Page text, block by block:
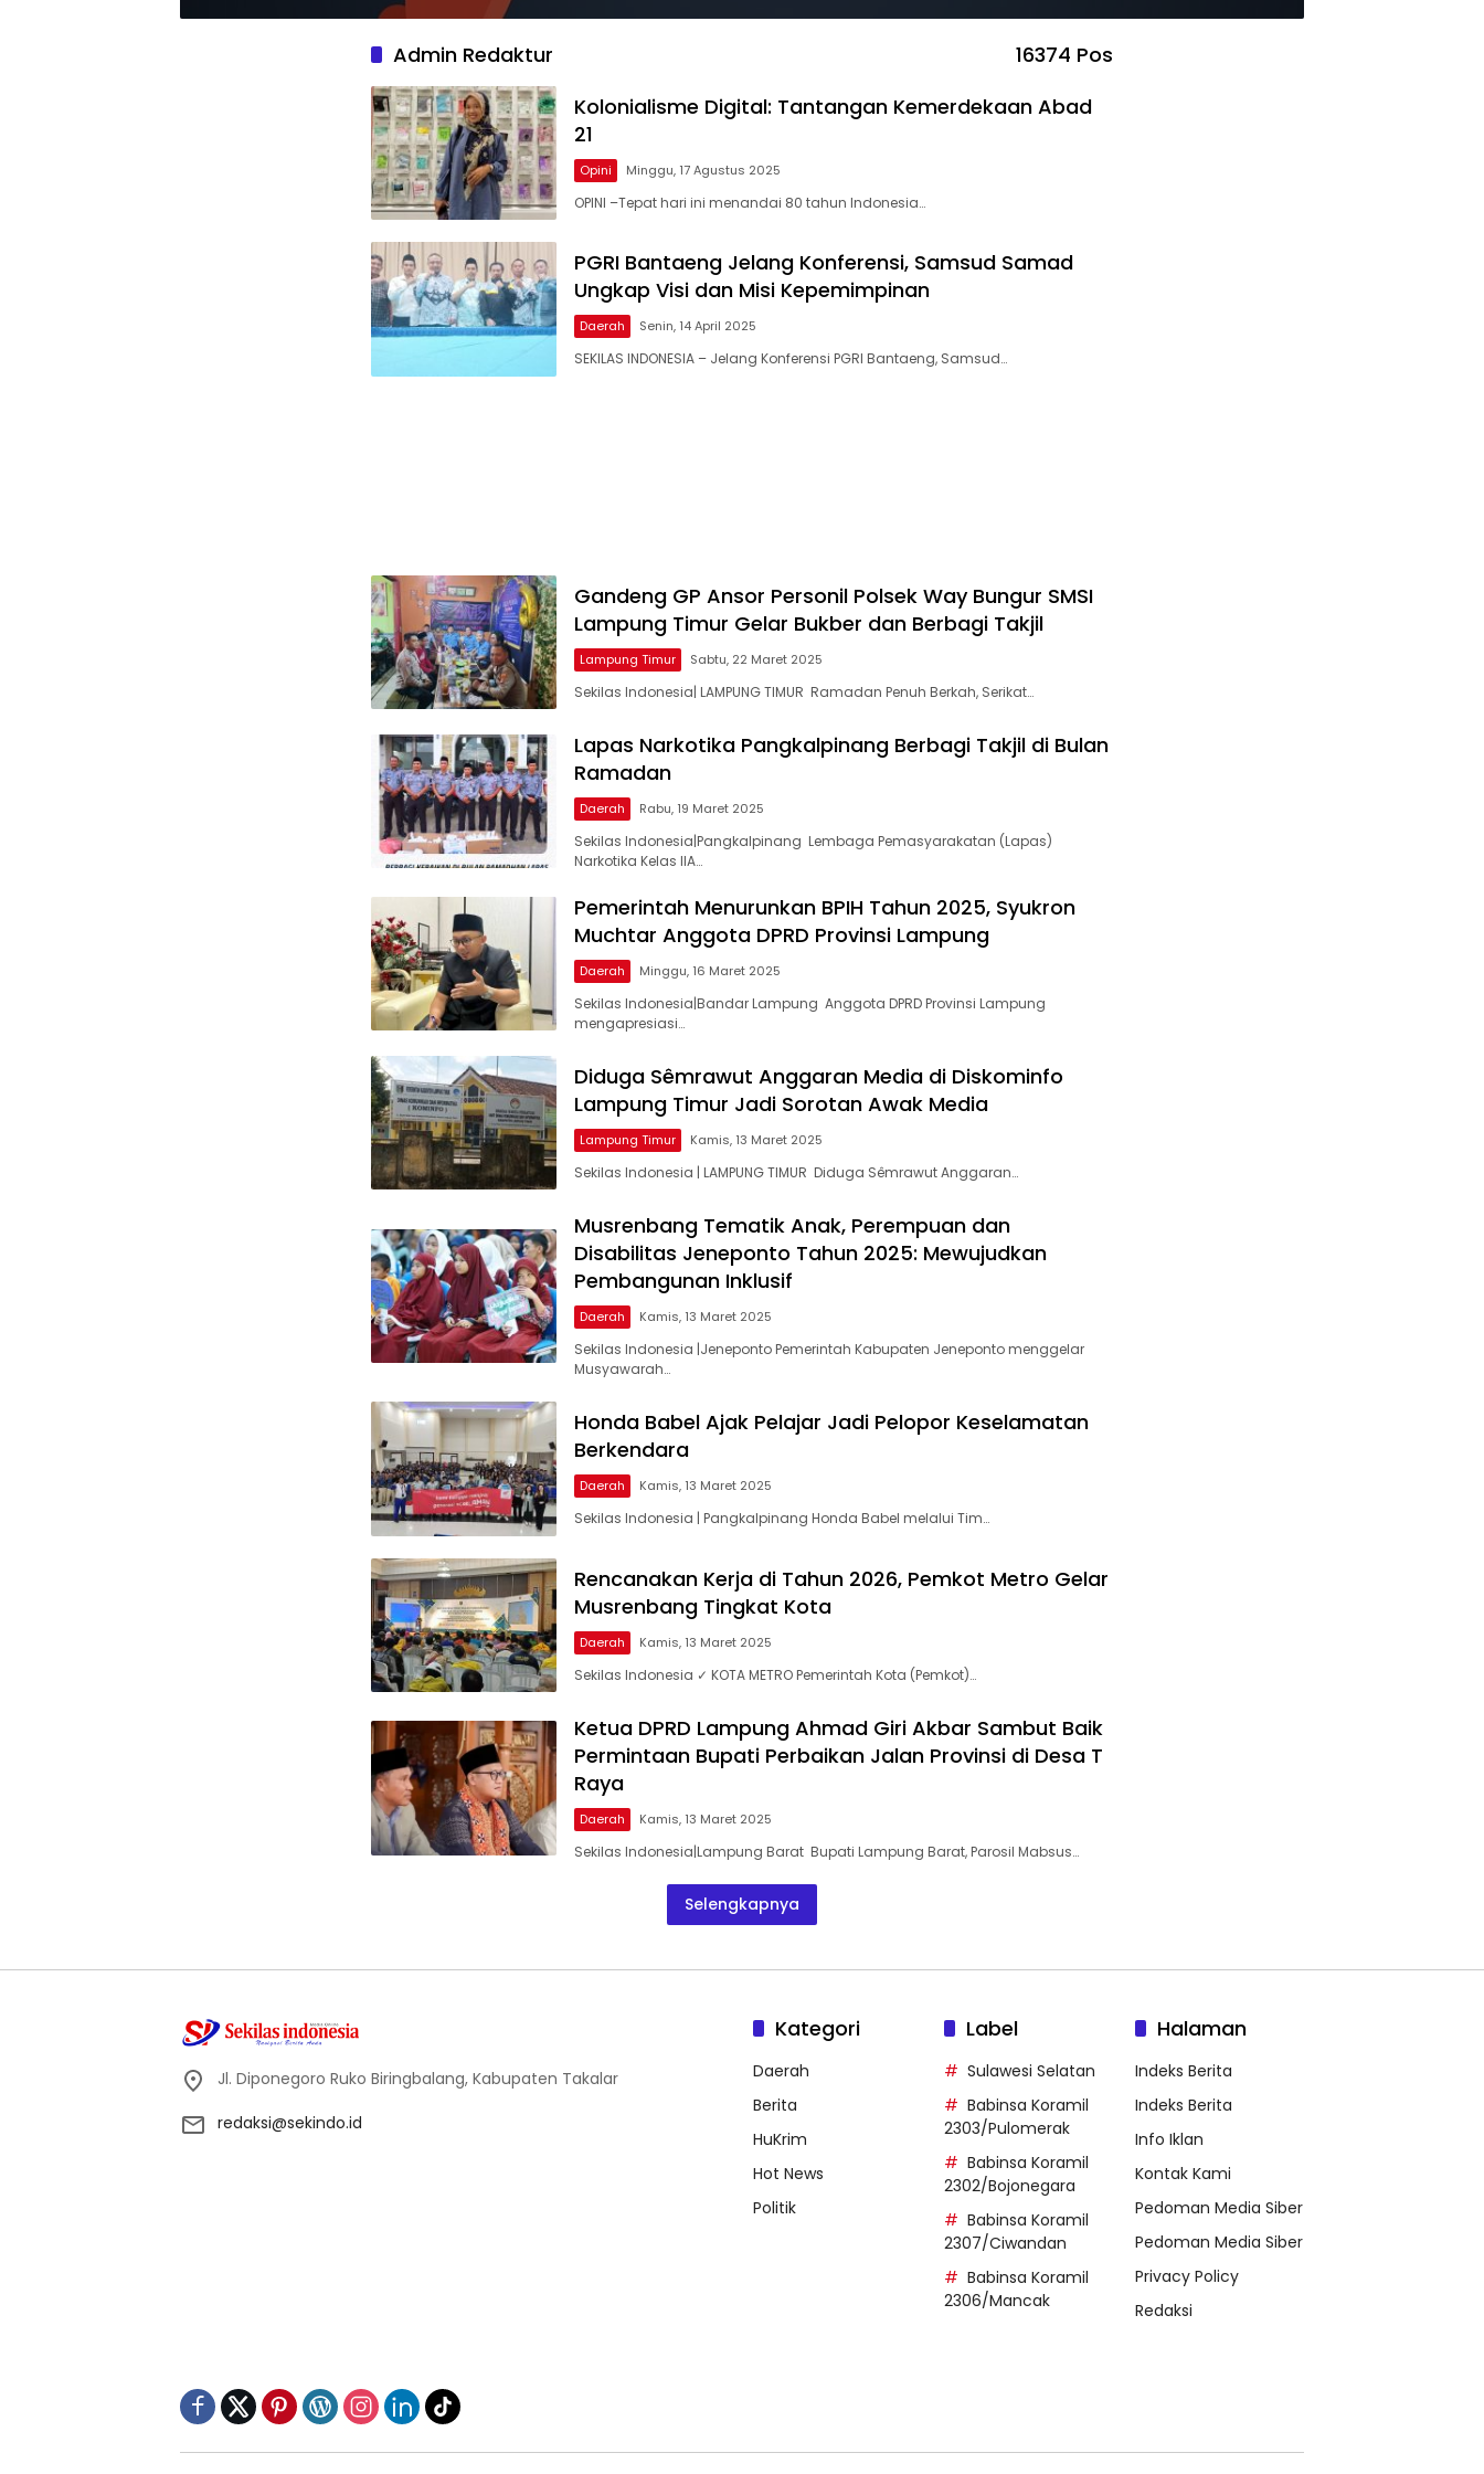
Admin Redaktur
16374 Pos
Kolonialisme Digital: Tantangan Kemerdekaan Abad
21
Opini Minggu, 17 Agustus 2025
OPINI –Tepat hari ini menandai 80 tahun Indonesia…
PGRI Bantaeng Jelang Konferensi, Samsud Samad
Ungkap Visi dan Misi Kepemimpinan
Daerah Senin, 14 April 2025
SEKILAS INDONESIA – Jelang Konferensi PGRI Bantaeng, Samsud…
Gandeng GP Ansor Personil Polsek Way Bungur SMSI
Lampung Timur Gelar Bukber dan Berbagi Takjil
Lampung Timur Sabtu, 22 Maret 2025
Sekilas Indonesia| LAMPUNG TIMUR Ramadan Penuh Berkah, Serikat…
Lapas Narkotika Pangkalpinang Berbagi Takjil di Bulan
Ramadan
Daerah Rabu, 19 Maret 2025
Sekilas Indonesia|Pangkalpinang Lembaga Pemasyarakatan (Lapas)
Narkotika Kelas IIA…
Pemerintah Menurunkan BPIH Tahun 2025, Syukron
Muchtar Anggota DPRD Provinsi Lampung
Daerah Minggu, 16 Maret 2025
Sekilas Indonesia|Bandar Lampung Anggota DPRD Provinsi Lampung
mengapresiasi…
Diduga Sêmrawut Anggaran Media di Diskominfo
Lampung Timur Jadi Sorotan Awak Media
Lampung Timur Kamis, 13 Maret 2025
Sekilas Indonesia | LAMPUNG TIMUR Diduga Sêmrawut Anggaran…
Musrenbang Tematik Anak, Perempuan dan
Disabilitas Jeneponto Tahun 2025: Mewujudkan
Pembangunan Inklusif
Daerah Kamis, 13 Maret 2025
Sekilas Indonesia |Jeneponto Pemerintah Kabupaten Jeneponto menggelar
Musyawarah…
Honda Babel Ajak Pelajar Jadi Pelopor Keselamatan
Berkendara
Daerah Kamis, 13 Maret 2025
Sekilas Indonesia | Pangkalpinang Honda Babel melalui Tim…
Rencanakan Kerja di Tahun 2026, Pemkot Metro Gelar
Musrenbang Tingkat Kota
Daerah Kamis, 13 Maret 2025
Sekilas Indonesia ✓ KOTA METRO Pemerintah Kota (Pemkot)…
Ketua DPRD Lampung Ahmad Giri Akbar Sambut Baik
Permintaan Bupati Perbaikan Jalan Provinsi di Desa T
Raya
Daerah Kamis, 13 Maret 2025
Sekilas Indonesia|Lampung Barat Bupati Lampung Barat, Parosil Mabsus…
Selengkapnya
Jl. Diponegoro Ruko Biringbalang, Kabupaten Takalar
redaksi@sekindo.id
Kategori
Daerah
Berita
HuKrim
Hot News
Politik
Label
Sulawesi Selatan
Babinsa Koramil
2303/Pulomerak
Babinsa Koramil
2302/Bojonegara
Babinsa Koramil
2307/Ciwandan
Babinsa Koramil
2306/Mancak
Halaman
Indeks Berita
Indeks Berita
Info Iklan
Kontak Kami
Pedoman Media Siber
Pedoman Media Siber
Privacy Policy
Redaksi